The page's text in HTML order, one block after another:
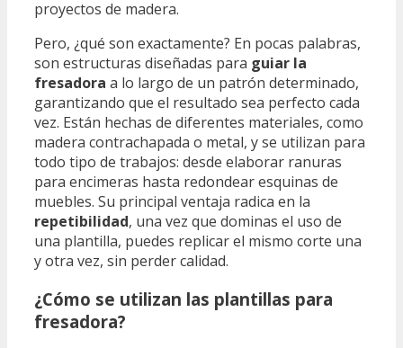
proyectos de madera.
Pero, ¿qué son exactamente? En pocas palabras,
son estructuras diseñadas para guiar la
fresadora a lo largo de un patrón determinado,
garantizando que el resultado sea perfecto cada
vez. Están hechas de diferentes materiales, como
madera contrachapada o metal, y se utilizan para
todo tipo de trabajos: desde elaborar ranuras
para encimeras hasta redondear esquinas de
muebles. Su principal ventaja radica en la
repetibilidad, una vez que dominas el uso de
una plantilla, puedes replicar el mismo corte una
y otra vez, sin perder calidad.
¿Cómo se utilizan las plantillas para
fresadora?